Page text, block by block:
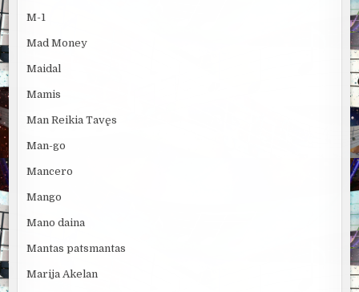
M-1
Mad Money
Maidal
Mamis
Man Reikia Tavęs
Man-go
Mancero
Mango
Mano daina
Mantas patsmantas
Marija Akelan